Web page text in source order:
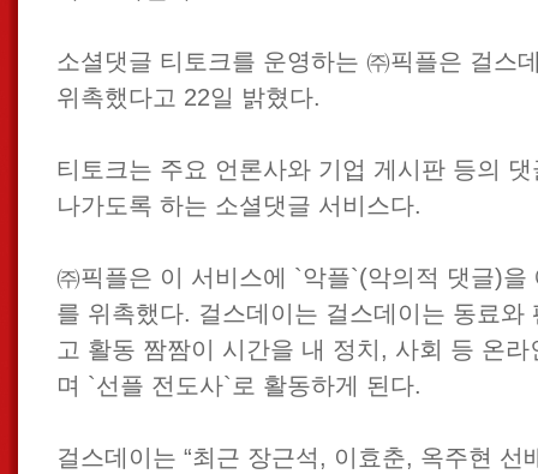
소셜댓글 티토크를 운영하는 ㈜픽플은 걸스
위촉했다고 22일 밝혔다.
티토크는 주요 언론사와 기업 게시판 등의
나가도록 하는 소셜댓글 서비스다.
㈜픽플은 이 서비스에 `악플`(악의적 댓글)을
를 위촉했다. 걸스데이는 걸스데이는 동료와
고 활동 짬짬이 시간을 내 정치, 사회 등 온
며 `선플 전도사`로 활동하게 된다.
걸스데이는 “최근 장근석, 이효춘, 옥주현 선